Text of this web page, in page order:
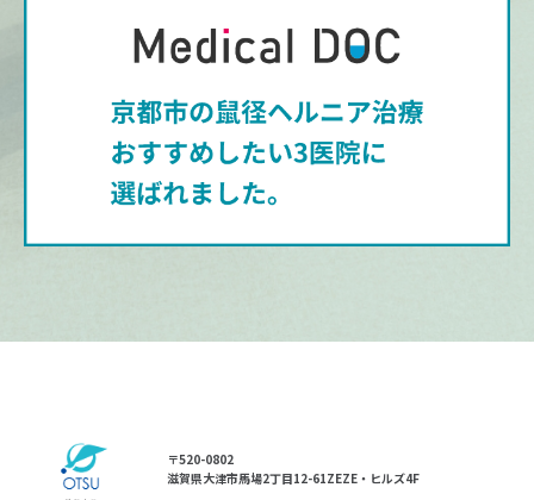
〒520-0802
滋賀県大津市馬場2丁目12-61ZEZE・ヒルズ4F